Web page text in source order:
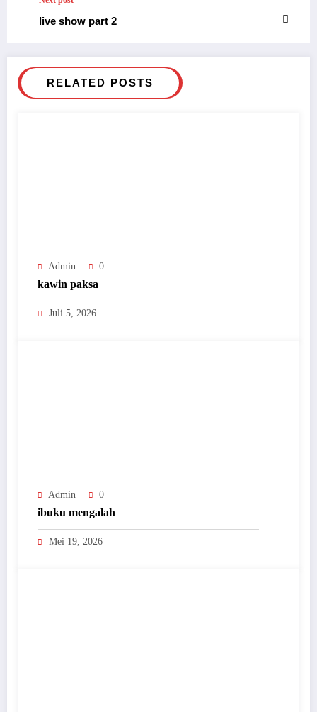
live show part 2
RELATED POSTS
Admin 0
kawin paksa
Juli 5, 2026
Admin 0
ibuku mengalah
Mei 19, 2026